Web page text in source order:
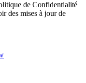
de Confidentialité
des mises à jour de